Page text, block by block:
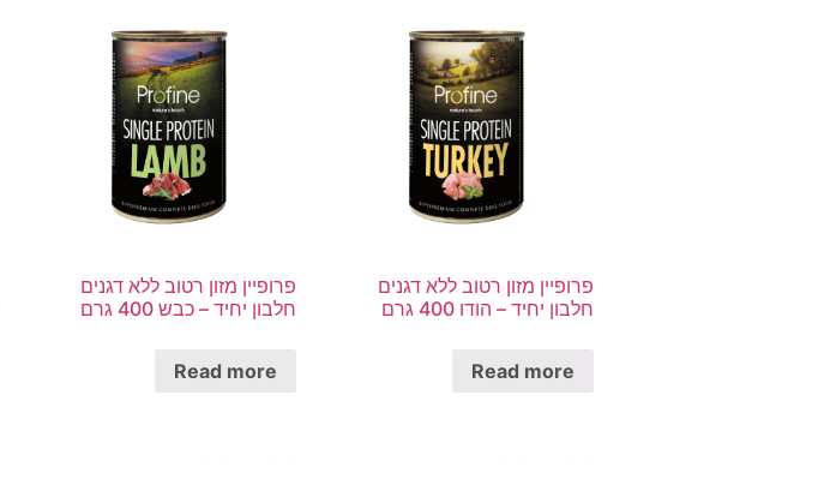
פרופיין מזון רטוב ללא דגנים
חלבון יחיד – הודו 400 גרם
Read more
פרופיין מזון רטוב ללא דגנים
חלבון יחיד – כבש 400 גרם
Read more